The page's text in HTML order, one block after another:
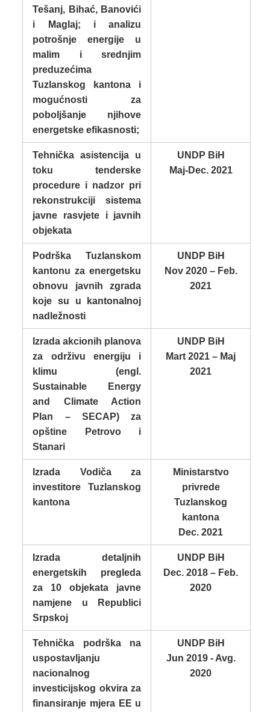
Tešanj, Bihać, Banovići
i Maglaj; i analizu
potrošnje energije u
malim i srednjim
preduzećima
Tuzlanskog kantona i
mogućnosti za
poboljšanje njihove
energetske efikasnosti;
Tehnička asistencija u
toku tenderske
procedure i nadzor pri
rekonstrukciji sistema
javne rasvjete i javnih
objekata
UNDP BiH
Maj-Dec. 2021
Podrška Tuzlanskom
kantonu za energetsku
obnovu javnih zgrada
koje su u kantonalnoj
nadležnosti
UNDP BiH
Nov 2020 – Feb.
2021
Izrada akcionih planova
za održivu energiju i
klimu (engl.
Sustainable Energy
and Climate Action
Plan – SECAP) za
opštine Petrovo i
Stanari
UNDP BiH
Mart 2021 – Maj
2021
Izrada Vodiča za
investitore Tuzlanskog
kantona
Ministarstvo
privrede
Tuzlanskog
kantona
Dec. 2021
Izrada detaljnih
energetskih pregleda
za 10 objekata javne
namjene u Republici
Srpskoj
UNDP BiH
Dec. 2018 – Feb.
2020
Tehnička podrška na
uspostavljanju
nacionalnog
investicijskog okvira za
finansiranje mjera EE u
UNDP BiH
Jun 2019 - Avg.
2020